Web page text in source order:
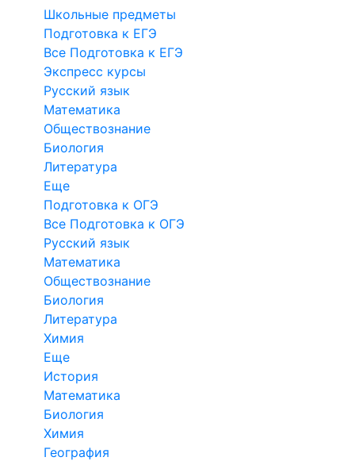
Школьные предметы
Подготовка к ЕГЭ
Все Подготовка к ЕГЭ
Экспресс курсы
Русский язык
Математика
Обществознание
Биология
Литература
Еще
Подготовка к ОГЭ
Все Подготовка к ОГЭ
Русский язык
Математика
Обществознание
Биология
Литература
Химия
Еще
История
Математика
Биология
Химия
География